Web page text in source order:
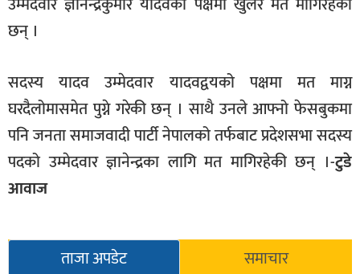
विचार
छन् ।
सदस्य यादव उम्मेदवार यादवद्वयको पक्षमा मत माग्न
घरदैलोमासमेत पुग्ने गरेकी छन् । साथै उनले आफ्नो फेसबुकमा
पनि जनता समाजवादी पार्टी नेपालको तर्फबाट प्रदेशसभा सदस्य
पदको उम्मेदवार ज्ञानेन्द्रका लागि मत मागिरहेकी छन् ।-टुडे
आवाज
ताजा अपडेट समाचार